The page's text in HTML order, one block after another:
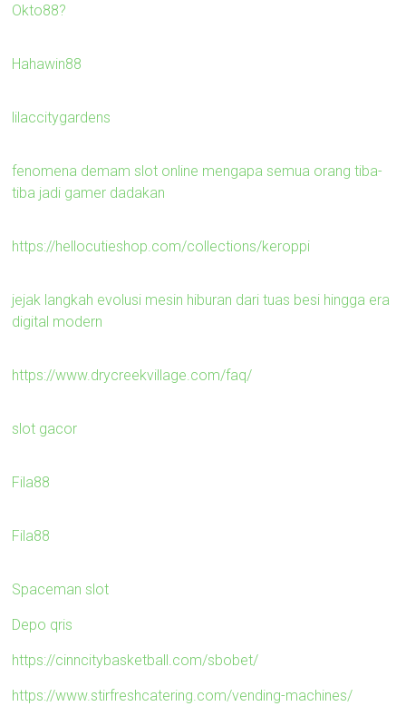
Okto88?
Hahawin88
lilaccitygardens
fenomena demam slot online mengapa semua orang tiba-
tiba jadi gamer dadakan
https://hellocutieshop.com/collections/keroppi
jejak langkah evolusi mesin hiburan dari tuas besi hingga era
digital modern
https://www.drycreekvillage.com/faq/
slot gacor
Fila88
Fila88
Spaceman slot
Depo qris
https://cinncitybasketball.com/sbobet/
https://www.stirfreshcatering.com/vending-machines/